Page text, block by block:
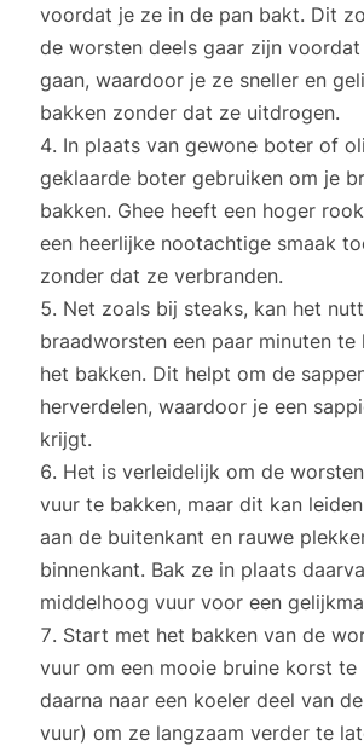
voordat je ze in de pan bakt. Dit
de worsten deels gaar zijn
gaan, waardoor je ze sneller en
bakken zonder dat ze uitdrogen.
In plaats van gewone boter of
geklaarde boter gebruiken om je
bakken. Ghee heeft een hoger
een heerlijke nootachtige smaak
zonder dat ze verbranden.
Net zoals bij steaks, kan het
braadworsten een paar minuten te
het bakken. Dit helpt om de
herverdelen, waardoor je een
krijgt.
Het is verleidelijk om de
vuur te bakken, maar dit kan
aan de buitenkant en rauwe
binnenkant. Bak ze in plaats
middelhoog vuur voor een
Start met het bakken van de
vuur om een mooie bruine korst te
daarna naar een koeler deel van
vuur) om ze langzaam verder te